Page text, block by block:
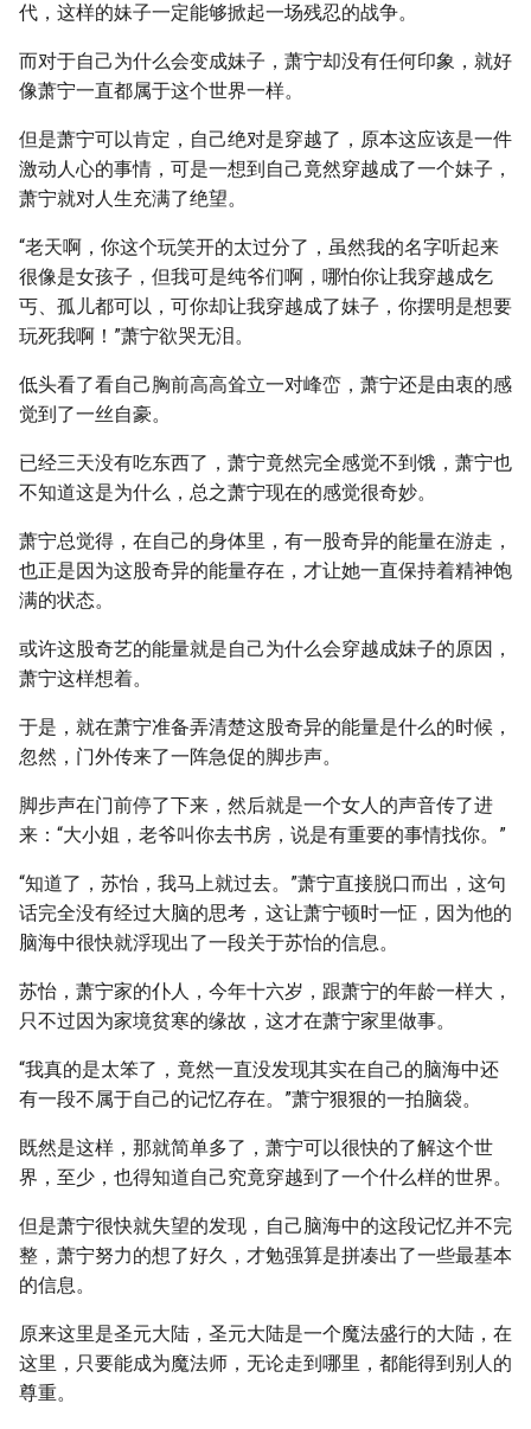
代，这样的妹子一定能够掀起一场残忍的战争。
而对于自己为什么会变成妹子，萧宁却没有任何印象，就好
像萧宁一直都属于这个世界一样。
但是萧宁可以肯定，自己绝对是穿越了，原本这应该是一件
激动人心的事情，可是一想到自己竟然穿越成了一个妹子，
萧宁就对人生充满了绝望。
“老天啊，你这个玩笑开的太过分了，虽然我的名字听起来
很像是女孩子，但我可是纯爷们啊，哪怕你让我穿越成乞
丐、孤儿都可以，可你却让我穿越成了妹子，你摆明是想要
玩死我啊！”萧宁欲哭无泪。
低头看了看自己胸前高高耸立一对峰峦，萧宁还是由衷的感
觉到了一丝自豪。
已经三天没有吃东西了，萧宁竟然完全感觉不到饿，萧宁也
不知道这是为什么，总之萧宁现在的感觉很奇妙。
萧宁总觉得，在自己的身体里，有一股奇异的能量在游走，
也正是因为这股奇异的能量存在，才让她一直保持着精神饱
满的状态。
或许这股奇艺的能量就是自己为什么会穿越成妹子的原因，
萧宁这样想着。
于是，就在萧宁准备弄清楚这股奇异的能量是什么的时候，
忽然，门外传来了一阵急促的脚步声。
脚步声在门前停了下来，然后就是一个女人的声音传了进
来：“大小姐，老爷叫你去书房，说是有重要的事情找你。”
“知道了，苏怡，我马上就过去。”萧宁直接脱口而出，这句
话完全没有经过大脑的思考，这让萧宁顿时一怔，因为他的
脑海中很快就浮现出了一段关于苏怡的信息。
苏怡，萧宁家的仆人，今年十六岁，跟萧宁的年龄一样大，
只不过因为家境贫寒的缘故，这才在萧宁家里做事。
“我真的是太笨了，竟然一直没发现其实在自己的脑海中还
有一段不属于自己的记忆存在。”萧宁狠狠的一拍脑袋。
既然是这样，那就简单多了，萧宁可以很快的了解这个世
界，至少，也得知道自己究竟穿越到了一个什么样的世界。
但是萧宁很快就失望的发现，自己脑海中的这段记忆并不完
整，萧宁努力的想了好久，才勉强算是拼凑出了一些最基本
的信息。
原来这里是圣元大陆，圣元大陆是一个魔法盛行的大陆，在
这里，只要能成为魔法师，无论走到哪里，都能得到别人的
尊重。